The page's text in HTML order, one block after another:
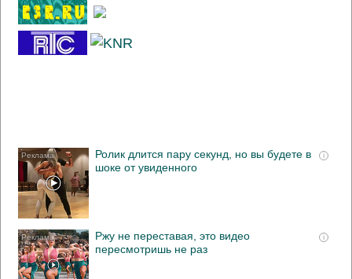
i
Ролик длится пару секунд, но вы будете в
шоке от увиденного
i
Ржу не переставая, это видео
пересмотришь не раз